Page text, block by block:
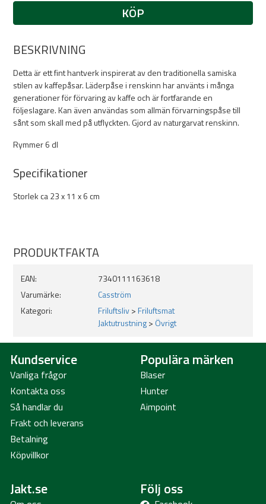
KÖP
BESKRIVNING
Detta är ett fint hantverk inspirerat av den traditionella samiska
stilen av kaffepåsar. Läderpåse i renskinn har använts i många
generationer för förvaring av kaffe och är fortfarande en
följeslagare. Kan även användas som allmän förvarningspåse till
sånt som skall med på utflyckten. Gjord av naturgarvat renskinn.
Rymmer 6 dl
Specifikationer
Storlek ca 23 x 11 x 6 cm
PRODUKTFAKTA
EAN:
7340111163618
Varumärke:
Casström
Kategori:
Friluftsliv>Friluftsmat
Jaktutrustning> Övrigt
Kundservice
Vanliga frågor
Kontakta oss
Så handlar du
Frakt och leverans
Betalning
Köpvillkor
Populära märken
Blaser
Hunter
Aimpoint
Jakt.se Följ oss